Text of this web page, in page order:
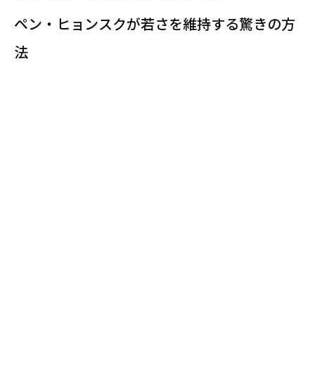
ペン・ヒョンスクが若さを維持する驚きの方
法